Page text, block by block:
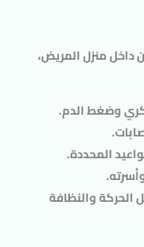
منزل المريض،
وضغط الدم.
المحددة.
الحركة والنظافة